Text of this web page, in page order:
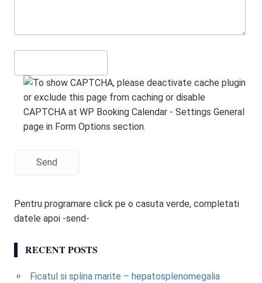
Send
Pentru programare click pe o casuta verde, completati
datele apoi -send-
RECENT POSTS
Ficatul si splina marite – hepatosplenomegalia